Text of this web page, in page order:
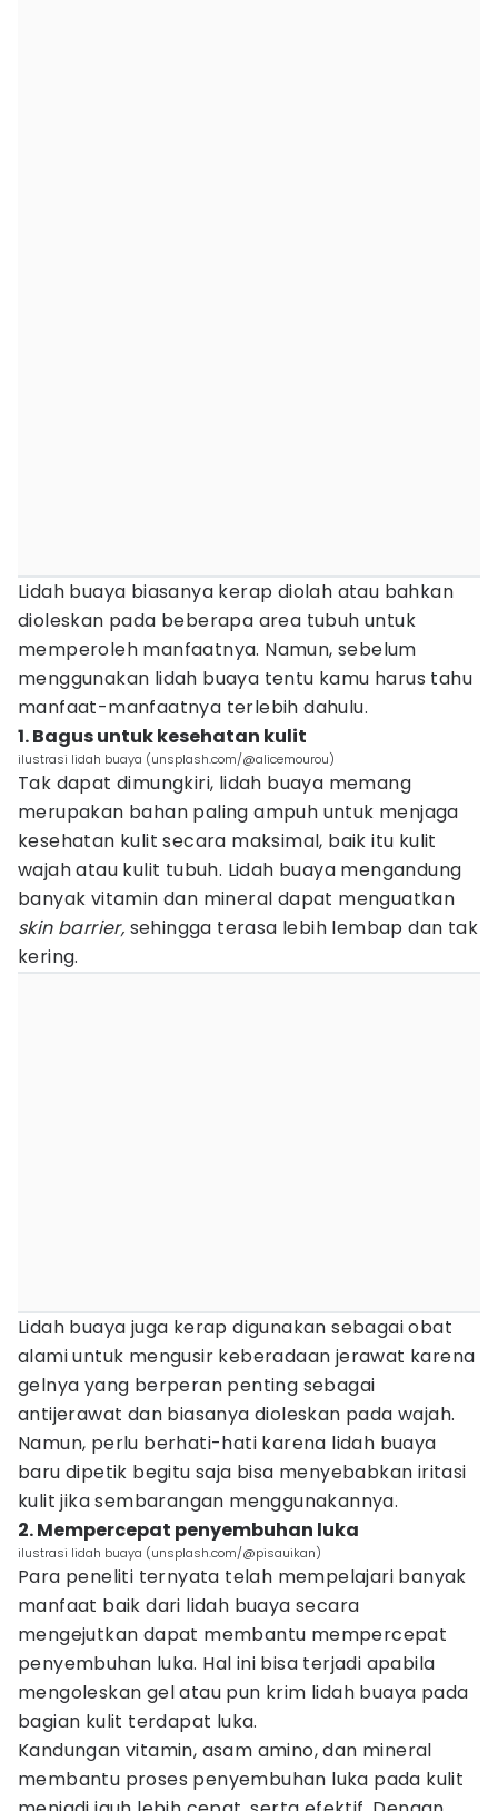
Lidah buaya biasanya kerap diolah atau bahkan
dioleskan pada beberapa area tubuh untuk
memperoleh manfaatnya. Namun, sebelum
menggunakan lidah buaya tentu kamu harus tahu
manfaat-manfaatnya terlebih dahulu.
1. Bagus untuk kesehatan kulit
ilustrasi lidah buaya (unsplash.com/@alicemourou)
Tak dapat dimungkiri, lidah buaya memang
merupakan bahan paling ampuh untuk menjaga
kesehatan kulit secara maksimal, baik itu kulit
wajah atau kulit tubuh. Lidah buaya mengandung
banyak vitamin dan mineral dapat menguatkan
skin barrier, sehingga terasa lebih lembap dan tak
kering.
Lidah buaya juga kerap digunakan sebagai obat
alami untuk mengusir keberadaan jerawat karena
gelnya yang berperan penting sebagai
antijerawat dan biasanya dioleskan pada wajah.
Namun, perlu berhati-hati karena lidah buaya
baru dipetik begitu saja bisa menyebabkan iritasi
kulit jika sembarangan menggunakannya.
2. Mempercepat penyembuhan luka
ilustrasi lidah buaya (unsplash.com/@pisauikan)
Para peneliti ternyata telah mempelajari banyak
manfaat baik dari lidah buaya secara
mengejutkan dapat membantu mempercepat
penyembuhan luka. Hal ini bisa terjadi apabila
mengoleskan gel atau pun krim lidah buaya pada
bagian kulit terdapat luka.
Kandungan vitamin, asam amino, dan mineral
membantu proses penyembuhan luka pada kulit